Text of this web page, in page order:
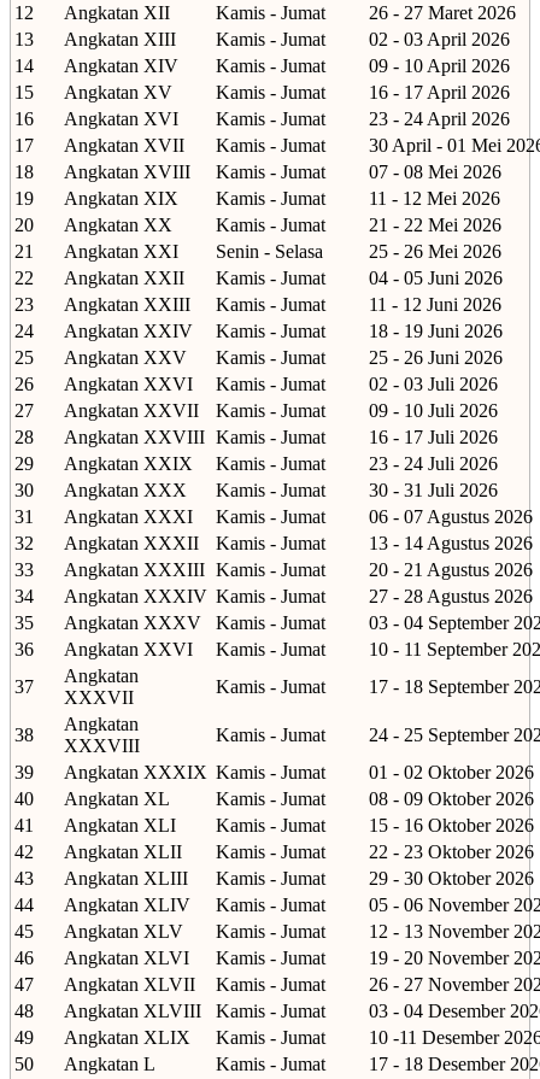
12
Angkatan XII Kamis - Jumat
26 - 27 Maret 2026
13
Angkatan XIII Kamis - Jumat
02 - 03 April 2026
14
Angkatan XIV Kamis - Jumat
09 - 10 April 2026
15
Angkatan XV Kamis - Jumat
16 - 17 April 2026
16
Angkatan XVI Kamis - Jumat
23 - 24 April 2026
17
Angkatan XVII Kamis - Jumat
30 April - 01 Mei
18
Angkatan XVIII Kamis - Jumat
07 - 08 Mei 2026
19
Angkatan XIX Kamis - Jumat
11 - 12 Mei 2026
20
Angkatan XX Kamis - Jumat
21 - 22 Mei 2026
21
Angkatan XXI Senin - Selasa
25 - 26 Mei 2026
22
Angkatan XXII Kamis - Jumat
04 - 05 Juni 2026
23
Angkatan XXIII Kamis - Jumat
11 - 12 Juni 2026
24
Angkatan XXIV Kamis - Jumat
18 - 19 Juni 2026
25
Angkatan XXV Kamis - Jumat
25 - 26 Juni 2026
26
Angkatan XXVI Kamis - Jumat
02 - 03 Juli 2026
27
Angkatan XXVII Kamis - Jumat
09 - 10 Juli 2026
28
Angkatan XXVIII Kamis - Jumat
16 - 17 Juli 2026
29
Angkatan XXIX Kamis - Jumat
23 - 24 Juli 2026
30
Angkatan XXX Kamis - Jumat
30 - 31 Juli 2026
31
Angkatan XXXI Kamis - Jumat
06 - 07 Agustus 2026
32
Angkatan XXXII Kamis - Jumat
13 - 14 Agustus 2026
33
Angkatan XXXIII Kamis - Jumat
20 - 21 Agustus 2026
34
Angkatan XXXIV Kamis - Jumat
27 - 28 Agustus 2026
35
Angkatan XXXV Kamis - Jumat
03 - 04 September
36
Angkatan XXVI Kamis - Jumat
10 - 11 September
37
Angkatan
XXXVII
Kamis - Jumat 17 - 18 September
38
Angkatan
XXXVIII
Kamis - Jumat
24 - 25 September
39
Angkatan XXXIX Kamis - Jumat
01 - 02 Oktober 2026
40
Angkatan XL Kamis - Jumat
08 - 09 Oktober 2026
41
Angkatan XLI Kamis - Jumat
15 - 16 Oktober 2026
42
Angkatan XLII Kamis - Jumat
22 - 23 Oktober 2026
43
Angkatan XLIII Kamis - Jumat
29 - 30 Oktober 2026
44
Angkatan XLIV Kamis - Jumat
05 - 06 November
45
Angkatan XLV Kamis - Jumat
12 - 13 November
46
Angkatan XLVI Kamis - Jumat
19 - 20 November
47
Angkatan XLVII Kamis - Jumat
26 - 27 November
48
Angkatan XLVIII Kamis - Jumat
03 - 04 Desember
49
Angkatan XLIX Kamis - Jumat
10 -11 Desember
50
Angkatan L Kamis - Jumat
17 - 18 Desember